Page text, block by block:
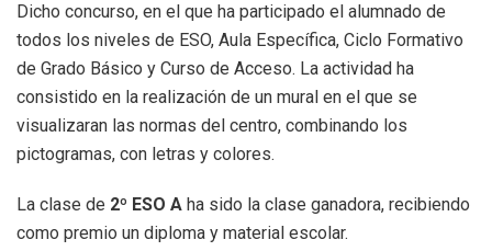
Dicho concurso, en el que ha participado el alumnado de
todos los niveles de ESO, Aula Específica, Ciclo Formativo
de Grado Básico y Curso de Acceso. La actividad ha
consistido en la realización de un mural en el que se
visualizaran las normas del centro, combinando los
pictogramas, con letras y colores.
La clase de 2º ESO A ha sido la clase ganadora, recibiendo
como premio un diploma y material escolar.